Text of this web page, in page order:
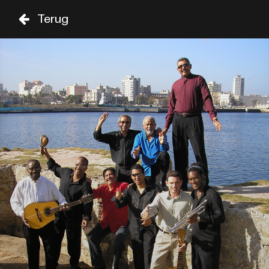
ZAAL TIJD GENRE A-Z
SHOWS TOT 20:00
SIERRA MAESTRA
CELIA
19:30
GEORGE BENSON
SAM COOKE
19:45
SHOWS VANAF 20:00
Terug